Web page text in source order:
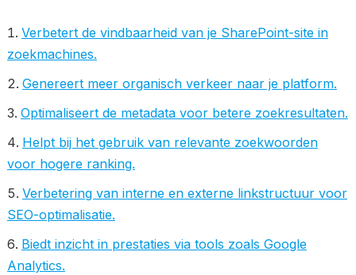
Verbetert de vindbaarheid van je SharePoint-site in
zoekmachines.
Genereert meer organisch verkeer naar je platform.
Optimaliseert de metadata voor betere zoekresultaten.
Helpt bij het gebruik van relevante zoekwoorden
voor hogere ranking.
Verbetering van interne en externe linkstructuur voor
SEO-optimalisatie.
Biedt inzicht in prestaties via tools zoals Google
Analytics.